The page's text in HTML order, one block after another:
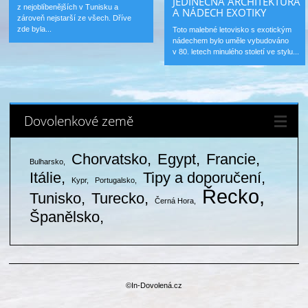
z nejoblíbenějších v Tunisku a
zároveň nejstarší ze všech. Dříve
zde byla...
A NÁDECH EXOTIKY
Toto malebné letovisko s exotickým
nádechem bylo uměle vybudováno
v 80. letech minulého století ve stylu...
Dovolenkové země
Bulharsko Chorvatsko Egypt
Francie
Itálie
Kypr Portugalsko
Tipy a doporučení
Tunisko
Turecko Černá Hora Řecko
Španělsko
©In-Dovolená.cz